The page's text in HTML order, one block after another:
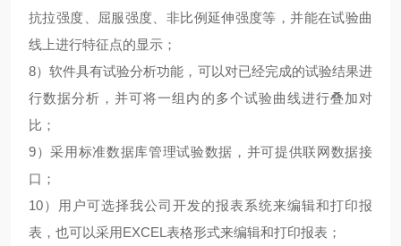
抗拉强度、屈服强度、非比例延伸强度等，并能在试验曲
线上进行特征点的显示；
8）软件具有试验分析功能，可以对已经完成的试验结果进
行数据分析，并可将一组内的多个试验曲线进行叠加对
比；
9）采用标准数据库管理试验数据，并可提供联网数据接
口；
10）用户可选择我公司开发的报表系统来编辑和打印报
表，也可以采用EXCEL表格形式来编辑和打印报表；